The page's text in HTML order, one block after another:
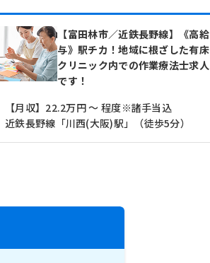
【富田林市／近鉄長野線】《高給
与》駅チカ！地域に根ざした有床
クリニック内での作業療法士求人
です！
【月収】22.2万円 ～ 程度※諸手当込
近鉄長野線「川西(大阪)駅」（徒歩5分）